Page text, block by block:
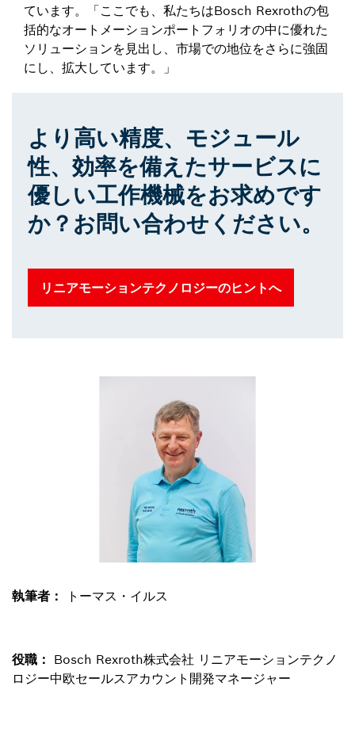
ています。「ここでも、私たちはBosch Rexrothの包
括的なオートメーションポートフォリオの中に優れた
ソリューションを見出し、市場での地位をさらに強固
にし、拡大しています。」
より高い精度、モジュール
性、効率を備えたサービスに
優しい工作機械をお求めです
か？お問い合わせください。
リニアモーションテクノロジーのヒントへ
執筆者： トーマス・イルス
役職： Bosch Rexroth株式会社 リニアモーションテクノ
ロジー中欧セールスアカウント開発マネージャー